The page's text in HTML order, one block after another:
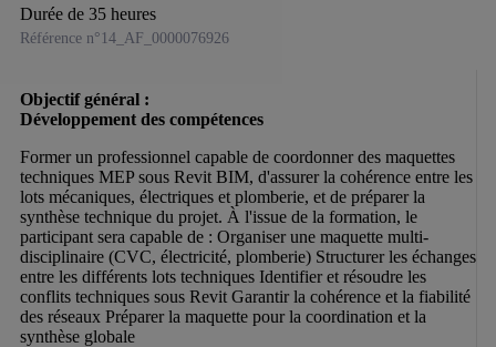
Durée de 35 heures
Référence n°14_AF_0000076926
Objectif général :
Former un professionnel capable de coordonner des maquettes
techniques MEP sous Revit BIM, d'assurer la cohérence entre les
lots mécaniques, électriques et plomberie, et de préparer la
synthèse technique du projet. À l'issue de la formation, le
participant sera capable de : Organiser une maquette multi-
disciplinaire (CVC, électricité, plomberie) Structurer les échanges
entre les différents lots techniques Identifier et résoudre les
conflits techniques sous Revit Garantir la cohérence et la fiabilité
des réseaux Préparer la maquette pour la coordination et la
synthèse globale